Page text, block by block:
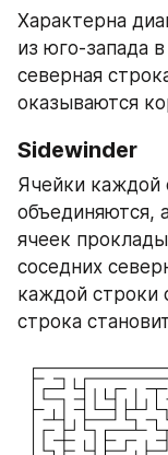
Характерна
из юго-запада
северная
оказываются
Sidewinder
Ячейки каждой
объединяются,
ячеек
соседних
каждой строки
строка